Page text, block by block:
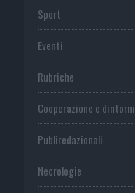
Sport
Eventi
Rubriche
Cooperazione e dintorni
Publiredazionali
Necrologie